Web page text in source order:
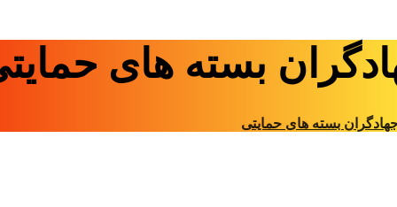
بسته های
بسته های حمایتی